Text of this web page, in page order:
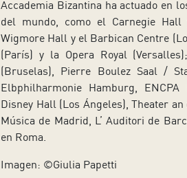
Accademia Bizantina ha actuado en
del mundo, como el Carnegie
Wigmore Hall y el Barbican Centre
(París) y la Opera Royal
(Bruselas), Pierre Boulez Saal /
Elbphilharmonie Hamburg,
Disney Hall (Los Ángeles), Theater
Música de Madrid, L’ Auditori de
en Roma.
Imagen: ©Giulia Papetti